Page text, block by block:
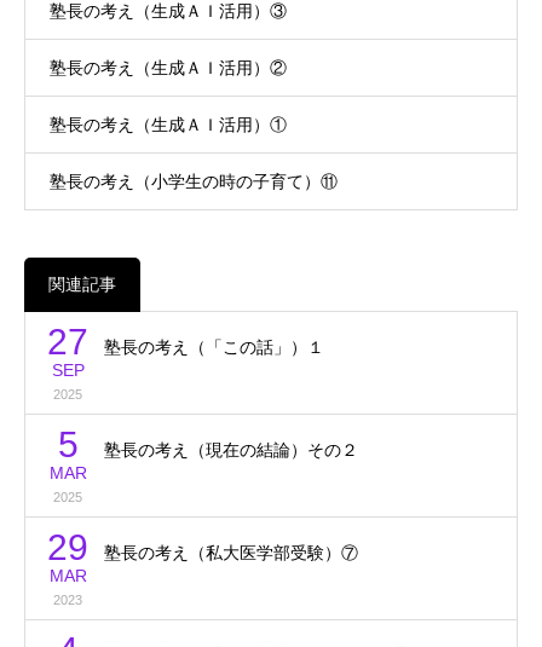
塾長の考え（生成ＡＩ活用）③
塾長の考え（生成ＡＩ活用）②
塾長の考え（生成ＡＩ活用）①
塾長の考え（小学生の時の子育て）⑪
関連記事
27
SEP
2025
塾長の考え（「この話」）１
5
MAR
2025
塾長の考え（現在の結論）その２
29
MAR
2023
塾長の考え（私大医学部受験）⑦